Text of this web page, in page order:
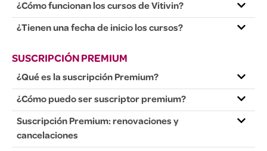
¿Cómo funcionan los cursos de Vitivin?
¿Tienen una fecha de inicio los cursos?
SUSCRIPCIÓN PREMIUM
¿Qué es la suscripción Premium?
¿Cómo puedo ser suscriptor premium?
Suscripción Premium: renovaciones y
cancelaciones